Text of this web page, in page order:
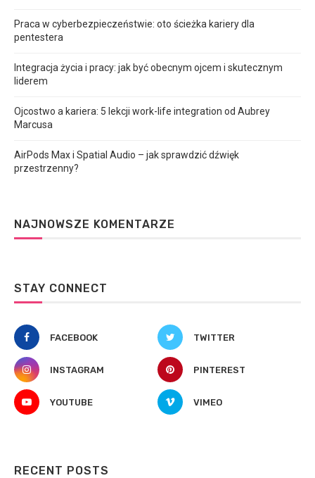
Praca w cyberbezpieczeństwie: oto ścieżka kariery dla
pentestera
Integracja życia i pracy: jak być obecnym ojcem i skutecznym
liderem
Ojcostwo a kariera: 5 lekcji work-life integration od Aubrey
Marcusa
AirPods Max i Spatial Audio – jak sprawdzić dźwięk
przestrzenny?
NAJNOWSZE KOMENTARZE
STAY CONNECT
FACEBOOK TWITTER
INSTAGRAM PINTEREST
YOUTUBE VIMEO
RECENT POSTS